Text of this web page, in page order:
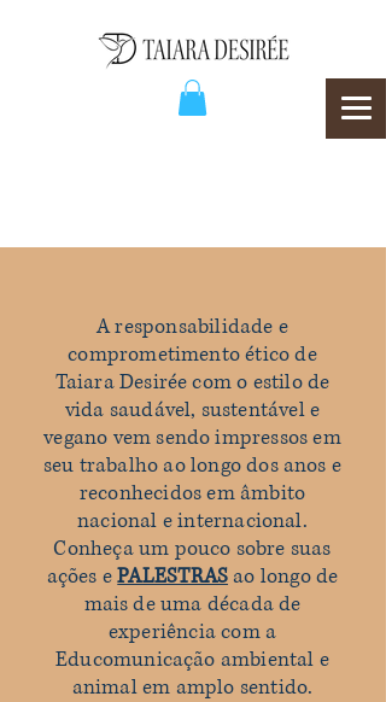
A responsabilidade e
comprometimento ético de
Taiara Desirée com o estilo de
vida saudável, sustentável e
vegano vem sendo impressos em
seu trabalho ao longo dos anos e
reconhecidos em âmbito
nacional e internacional.
Conheça um pouco sobre suas
ações ePALESTRASao longo de
mais de uma década de
experiência com a
Educomunicação ambiental e
animal em amplo sentido.